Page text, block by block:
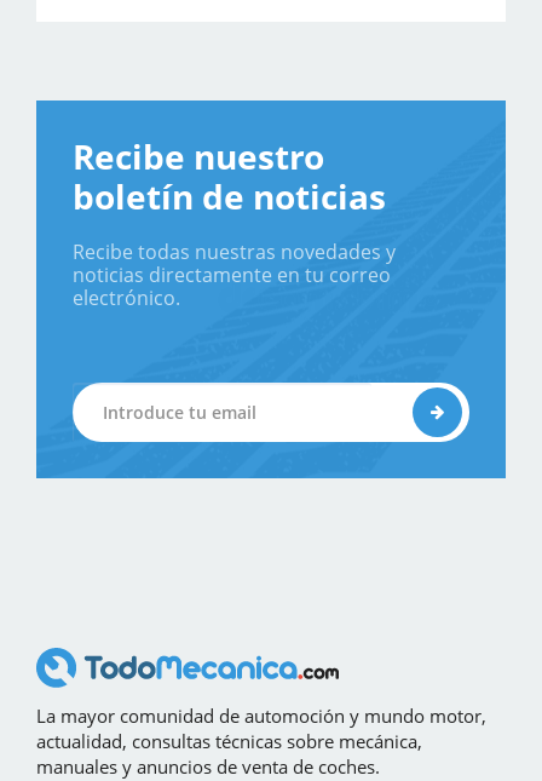
Recibe nuestro
boletín de noticias
Recibe todas nuestras novedades y
noticias directamente en tu correo
electrónico.
La mayor comunidad de automoción y mundo motor,
actualidad, consultas técnicas sobre mecánica,
manuales y anuncios de venta de coches.